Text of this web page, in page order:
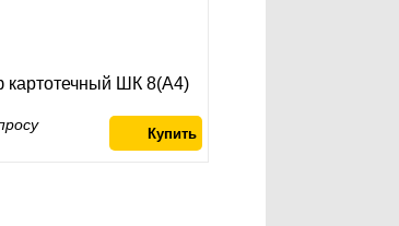
картотечный ШК 8(A4)